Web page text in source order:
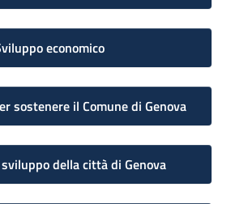
economico
sostenere il Comune di Genova
della città di Genova